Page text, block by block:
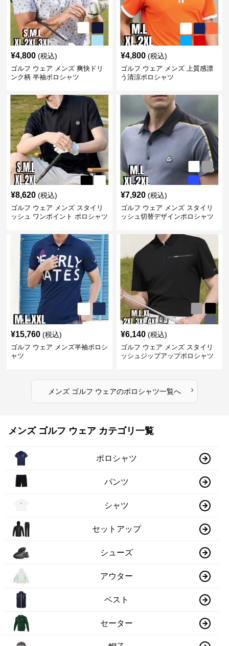
¥4,800 (税込)
ゴルフ ウェア メンズ 爽快ドリ
ンク柄 半袖ポロシャツ
¥4,800 (税込)
ゴルフ ウェア メンズ 上質感漂
う清涼ポロシャツ
¥8,620 (税込)
ゴルフ ウェア メンズ スタイリ
ッシュ ワンポイント ポロシャツ
¥7,920 (税込)
ゴルフ ウェア メンズ スタイリ
ッシュ切替デザインポロシャツ
¥15,760 (税込)
ゴルフ ウェア メンズ半袖ポロシ
ャツ
¥6,140 (税込)
ゴルフ ウェア メンズ スタイリ
ッシュジップアップポロシャツ
メンズ ゴルフ ウェアのポロシャツ一覧へ ›
メンズ ゴルフ ウェア カテゴリ一覧
ポロシャツ
パンツ
シャツ
セットアップ
シューズ
アウター
ベスト
セーター